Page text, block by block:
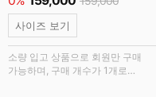
사이즈 보기
소량 입고 상품으로 회원만 구매
가능하며, 구매 개수가 1개로